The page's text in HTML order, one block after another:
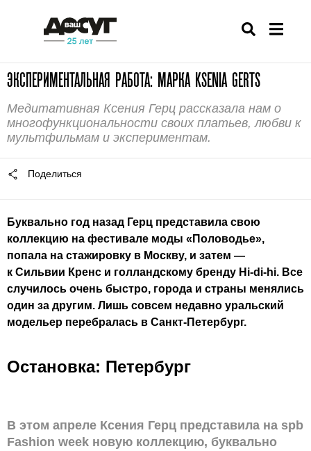
ЭКСПЕРИМЕНТАЛЬНАЯ РАБОТА: МАРКА KSENIA GERTS
Медитативная Ксения Герц рассказала нам о
многофункциональности своих платьев, любви к
мультфильмам и экспериментам.
Поделиться
Буквально год назад Герц представила свою
коллекцию на фестивале моды «Половодье»,
попала на стажировку в Москву, и затем —
к Сильвии Кренс и голландскому бренду Hi-di-hi. Все
случилось очень быстро, города и страны менялись
один за другим. Лишь совсем недавно уральский
модельер перебралась в Санкт-Петербург.
Остановка: Петербург
В этом апреле Ксения Герц представила на spb
Fashion week новую коллекцию, буквально